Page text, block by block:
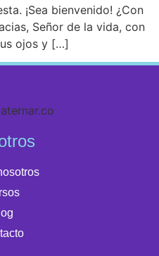
¡Sea bienvenido! ¿Con
Señor de la vida, con
ojos y […]